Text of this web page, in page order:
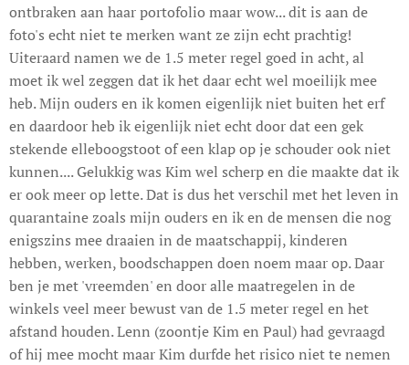
ontbraken aan haar portofolio maar wow... dit is aan de
foto's echt niet te merken want ze zijn echt prachtig!
Uiteraard namen we de 1.5 meter regel goed in acht, al
moet ik wel zeggen dat ik het daar echt wel moeilijk mee
heb. Mijn ouders en ik komen eigenlijk niet buiten het erf
en daardoor heb ik eigenlijk niet echt door dat een gek
stekende elleboogstoot of een klap op je schouder ook niet
kunnen.... Gelukkig was Kim wel scherp en die maakte dat ik
er ook meer op lette. Dat is dus het verschil met het leven in
quarantaine zoals mijn ouders en ik en de mensen die nog
enigszins mee draaien in de maatschappij, kinderen
hebben, werken, boodschappen doen noem maar op. Daar
ben je met 'vreemden' en door alle maatregelen in de
winkels veel meer bewust van de 1.5 meter regel en het
afstand houden. Lenn (zoontje Kim en Paul) had gevraagd
of hij mee mocht maar Kim durfde het risico niet te nemen